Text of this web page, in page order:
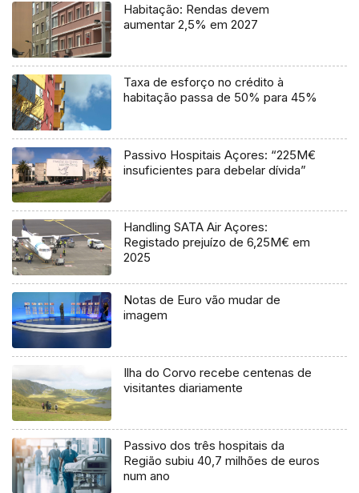
Habitação: Rendas devem
aumentar 2,5% em 2027
Taxa de esforço no crédito à
habitação passa de 50% para 45%
Passivo Hospitais Açores: “225M€
insuficientes para debelar dívida”
Handling SATA Air Açores:
Registado prejuízo de 6,25M€ em
2025
Notas de Euro vão mudar de
imagem
Ilha do Corvo recebe centenas de
visitantes diariamente
Passivo dos três hospitais da
Região subiu 40,7 milhões de euros
num ano